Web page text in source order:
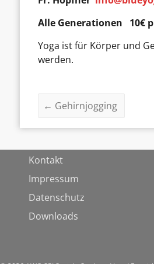
Alle Generationen 10€
Yoga ist für Körper und
werden.
← Gehirnjogging
Kontakt
Impressum
Datenschutz
Downloads